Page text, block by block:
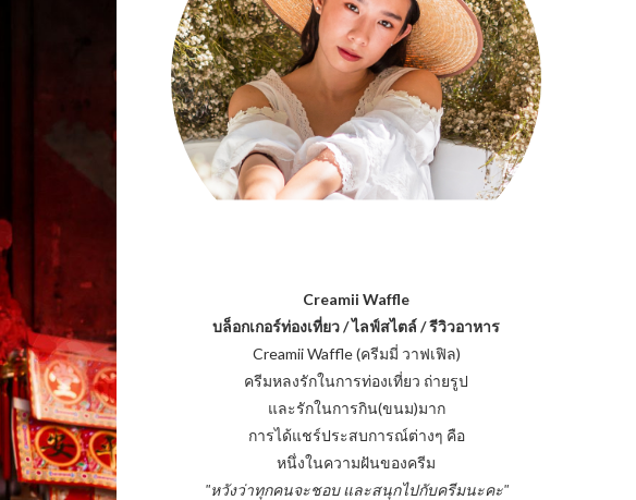
Creamii Waffle
บล็อกเกอร์ท่องเที่ยว / ไลฟ์สไตล์ / รีวิวอาหาร
Creamii Waffle (ครีมมี่ วาฟเฟิล)
ครีมหลงรักในการท่องเที่ยว ถ่ายรูป
และรักในการกิน(ขนม)มาก
การได้แชร์ประสบการณ์ต่างๆ คือ
หนึ่งในความฝันของครีม
"หวังว่าทุกคนจะชอบ และสนุกไปกับครีมนะคะ"